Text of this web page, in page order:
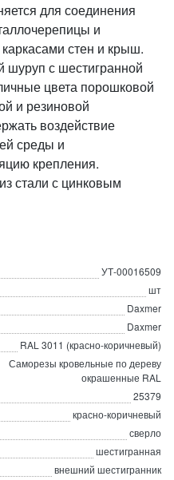
для соединения
и
стен и крыш.
шуруп с шестигранной
цвета порошковой
и резиновой
воздействие
среды и
крепления.
стали с цинковым
УТ-00016509
шт
Daxmer
Daxmer
RAL 3011 (красно-коричневый)
Саморезы кровельные по дереву
окрашенные RAL
25379
красно-коричневый
сверло
шестигранная
внешний шестигранник